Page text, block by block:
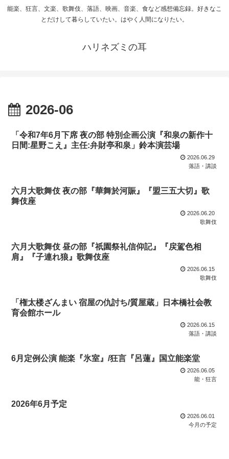
能楽、狂言、文楽、歌舞伎、落語、映画、音楽、食など感想備忘録。好きなこ
とだけして暮らしていたい。はやく人間になりたい。
ハリネズミの耳
2026-06
「令和7年6月下席 夜の部 特別企画公演『和泉の新作十
日間:星野こえ』主任:弁財亭和泉」鈴本演芸場
2026.06.29
落語・講談
六月大歌舞伎 夜の部『華舞於河賑』『盟三五大切』歌
舞伎座
2026.06.20
歌舞伎
六月大歌舞伎 昼の部『祇園祭礼信仰記』『戻駕色相
肩』『子連れ狼』歌舞伎座
2026.06.15
歌舞伎
「権太楼ざんまい 宿屋の仇討ち/質屋蔵」日本橋社会教
育会館ホール
2026.06.15
落語・講談
6月定例公演 能楽『氷室』/狂言『呂蓮』国立能楽堂
2026.06.05
能・狂言
2026年6月予定
2026.06.01
今月の予定